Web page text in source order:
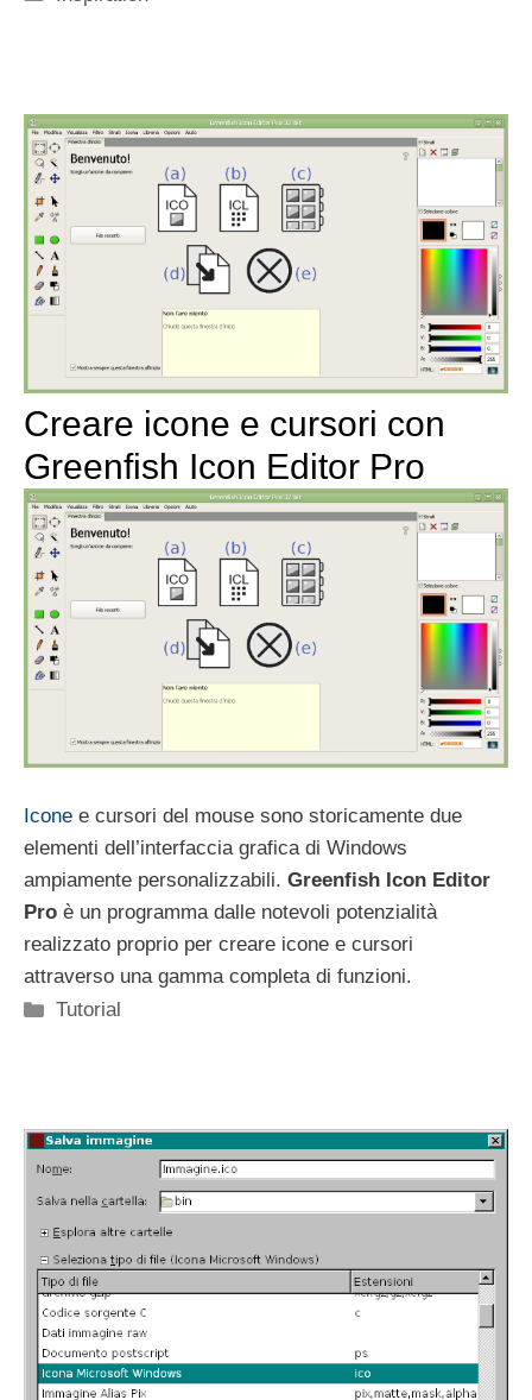
Creare icone e cursori con
Greenfish Icon Editor Pro
Icone e cursori del mouse sono storicamente due
elementi dell’interfaccia grafica di Windows
ampiamente personalizzabili. Greenfish Icon Editor
Pro è un programma dalle notevoli potenzialità
realizzato proprio per creare icone e cursori
attraverso una gamma completa di funzioni.
Categorie
Tutorial